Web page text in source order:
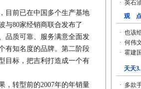
前已在中国多个生产基地
与80家经销商联合发布了
品质可靠、服务满意全面发
有知名度的品牌。第二阶段
目标，把吉利打造成一个有
转型前的2007年的年销量